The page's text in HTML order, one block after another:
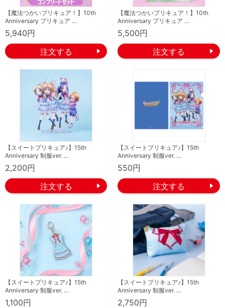
【魔法つかいプリキュア！】10th
Anniversary プリキュア …
5,940円
【魔法つかいプリキュア！】10th
Anniversary プリキュア …
5,500円
【スイートプリキュア♪】15th
Anniversary 制服ver. …
2,200円
【スイートプリキュア♪】15th
Anniversary 制服ver. …
550円
【スイートプリキュア♪】15th
Anniversary 制服ver. …
1,100円
【スイートプリキュア♪】15th
Anniversary 制服ver. …
2,750円